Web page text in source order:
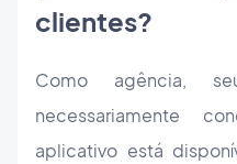
clientes?
Como agência,
necessariamente
aplicativo está